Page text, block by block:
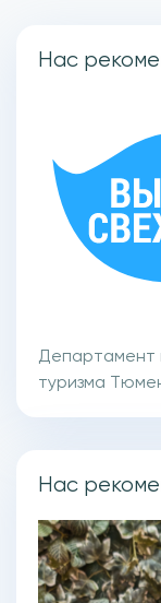
Нас
Департамент
туризма
Нас